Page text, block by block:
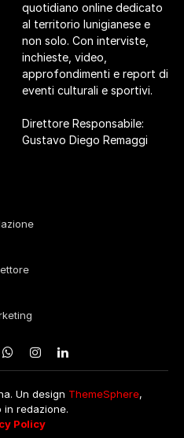
quotidiano online dedicato
al territorio lunigianese e
non solo. Con interviste,
inchieste, video,
approfondimenti e report di
eventi culturali e sportivi.
Direttore Responsabile:
Gustavo Diego Remaggi
WhatsApp
Instagram
LinkedIn
Un design ThemeSphere,
in redazione.
Policy